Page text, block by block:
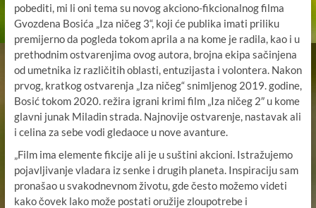
pobediti, mi li oni tema su novog akciono-fikcionalnog filma
Gvozdena Bosića „Iza ničeg 3“, koji će publika imati priliku
premijerno da pogleda tokom aprila a na kome je radila, kao i u
prethodnim ostvarenjima ovog autora, brojna ekipa sačinjena
od umetnika iz različitih oblasti, entuzijasta i volontera. Nakon
prvog, kratkog ostvarenja „Iza ničeg“ snimljenog 2019. godine,
Bosić tokom 2020. režira igrani krimi film „Iza ničeg 2″ u kome
glavni junak Miladin strada. Najnovije ostvarenje, nastavak ali
i celina za sebe vodi gledaoce u nove avanture.
„Film ima elemente fikcije ali je u suštini akcioni. Istražujemo
pojavljivanje vladara iz senke i drugih planeta. Inspiraciju sam
pronašao u svakodnevnom životu, gde često možemo videti
kako čovek lako može postati oružije zloupotrebe i